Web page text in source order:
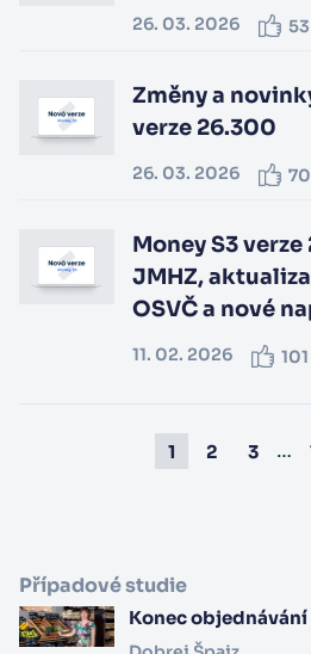
26. 03. 2026 53
Změny a
verze 26.300
26. 03. 2026 70
Money S3
JMHZ,
OSVČ a nové
11. 02. 2026 101
1 2 3 …
Případové studie
Konec